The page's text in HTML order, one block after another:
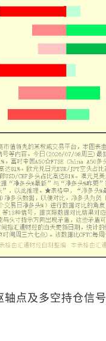
轴点及多空持仓信